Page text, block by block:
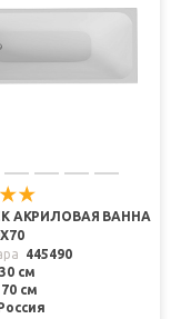
АКРИЛОВАЯ ВАННА
445490
см
70 см